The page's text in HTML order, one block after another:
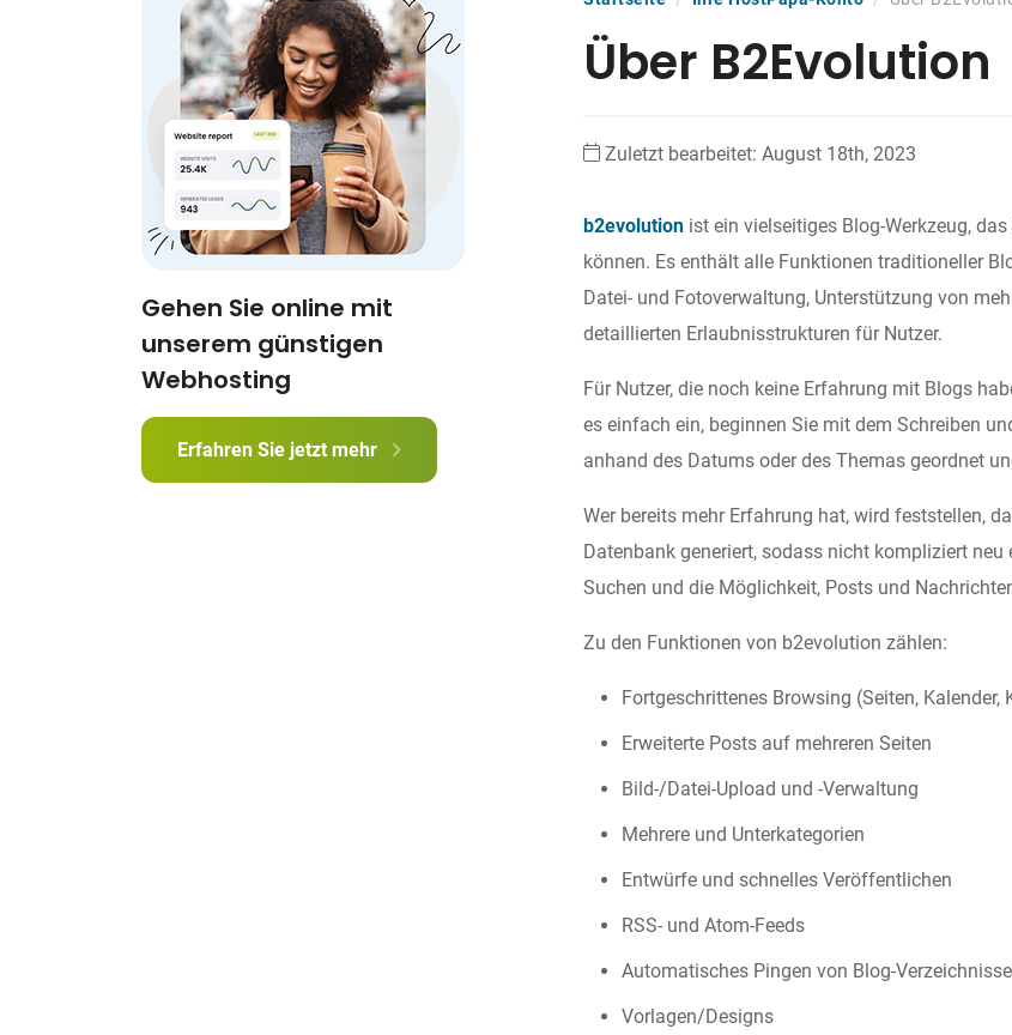
Über B2Evolution
Zuletzt bearbeitet: August 18th, 2023
b2evolution ist ein vielseitiges Blog-Werkzeug,
können. Es enthält alle Funktionen traditioneller
Datei- und Fotoverwaltung, Unterstützung von
detaillierten Erlaubnisstrukturen für Nutzer.
Für Nutzer, die noch keine Erfahrung mit Blogs
es einfach ein, beginnen Sie mit dem Schreiben
anhand des Datums oder des Themas geordnet
Wer bereits mehr Erfahrung hat, wird feststellen,
Datenbank generiert, sodass nicht kompliziert
Suchen und die Möglichkeit, Posts und
Zu den Funktionen von b2evolution zählen:
Fortgeschrittenes Browsing (Seiten, Kalender,
Erweiterte Posts auf mehreren Seiten
Bild-/Datei-Upload und -Verwaltung
Mehrere und Unterkategorien
Entwürfe und schnelles Veröffentlichen
RSS- und Atom-Feeds
Automatisches Pingen von Blog-
Vorlagen/Designs
Gehen Sie online mit
unserem günstigen
Webhosting
Erfahren Sie jetzt mehr